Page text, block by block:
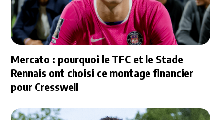
Mercato : pourquoi le TFC et le Stade
Rennais ont choisi ce montage financier
pour Cresswell